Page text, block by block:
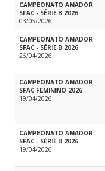
CAMPEONATO AMADOR
SFAC - SÉRIE B 2026
03/05/2026
CAMPEONATO AMADOR
SFAC - SÉRIE B 2026
26/04/2026
CAMPEONATO AMADOR
SFAC FEMININO 2026
19/04/2026
CAMPEONATO AMADOR
SFAC - SÉRIE B 2026
19/04/2026